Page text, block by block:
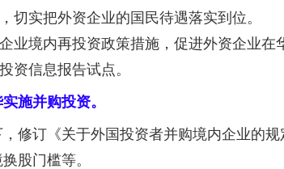
切实把外资企业的国民待遇落实到位。
业境内再投资政策措施，促进外资企业在
资信息报告试点。
施并购投资。
修订《关于外国投资者并购境内企业的
股门槛等。